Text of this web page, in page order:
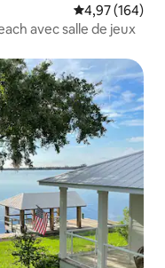
Évaluation
4,97 (164)
avec salle de jeux